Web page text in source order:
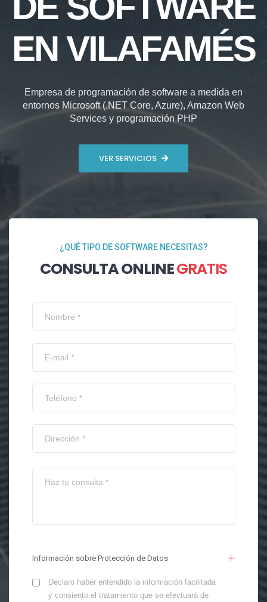
EN VILAFAMÉS
Empresa de programación de software a medida en
entornos Microsoft (.NET Core, Azure), Amazon Web
Services y programación PHP
VER SERVICIOS
¿QUÉ TIPO DE SOFTWARE NECESITAS?
CONSULTA ONLINEGRATIS
Información sobre Protección de Datos
Declaro haber entendido la información facilitada
y consiento el tratamiento que se efectuará de